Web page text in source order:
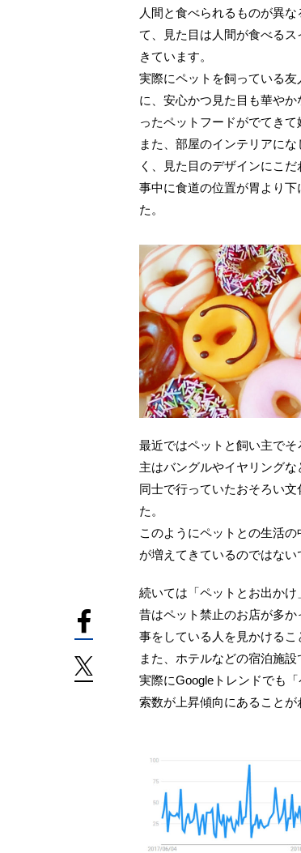
人間と食べられるものが異
て、見た目は人間が食べる
きています。
実際にペットを飼っている
に、安心かつ見た目も華や
ったペットフードがでてきて
また、部屋のインテリアに
く、見た目のデザインにこ
事中に食道の位置が胃より
た。
最近ではペットと飼い主で
主はバングルやイヤリング
同士で行っていたおそろい
た。
このようにペットとの生活
が増えてきているのではない
続いては「ペットとお出かけ
昔はペット禁止のお店が多
事をしている人を見かけるこ
また、ホテルなどの宿泊施
実際にGoogleトレンドでも
索数が上昇傾向にあることが